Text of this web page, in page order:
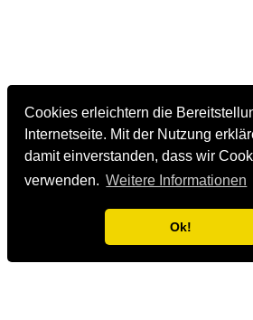
Cookies erleichtern die
Internetseite. Mit der Nutzung
damit einverstanden, dass wir
verwenden. Weitere Informationen
Ok!